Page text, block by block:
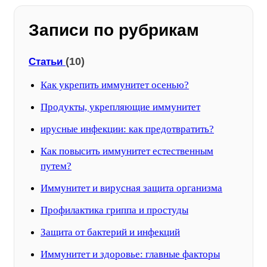
Записи по рубрикам
Статьи (10)
Как укрепить иммунитет осенью?
Продукты, укрепляющие иммунитет
ирусные инфекции: как предотвратить?
Как повысить иммунитет естественным
путем?
Иммунитет и вирусная защита организма
Профилактика гриппа и простуды
Защита от бактерий и инфекций
Иммунитет и здоровье: главные факторы